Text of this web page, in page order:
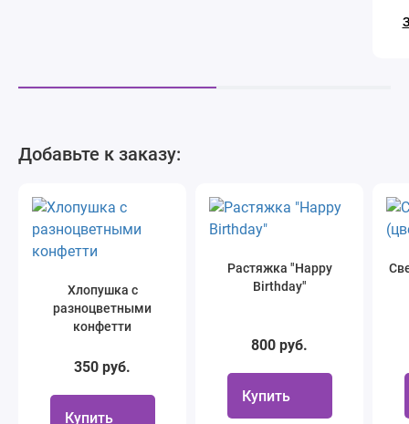
Добавьте к заказу:
Хлопушка с
разноцветными
конфетти
350 руб.
Купить
Растяжка "Happy
Birthday"
800 руб.
Купить